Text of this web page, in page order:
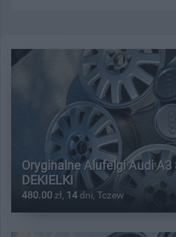
Oryginalne Alufelgi Audi A3
DEKIELKI
480.00 zł, 14 dni, Tczew